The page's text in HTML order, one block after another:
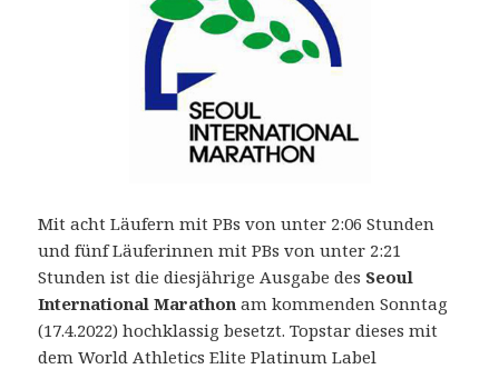
Mit acht Läufern mit PBs von unter 2:06 Stunden
und fünf Läuferinnen mit PBs von unter 2:21
Stunden ist die diesjährige Ausgabe des Seoul
International Marathon am kommenden Sonntag
(17.4.2022) hochklassig besetzt.Topstar dieses mit
dem World Athletics Elite Platinum Label